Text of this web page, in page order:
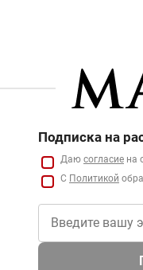
Подписка на
Даю согласие на
С Политикой